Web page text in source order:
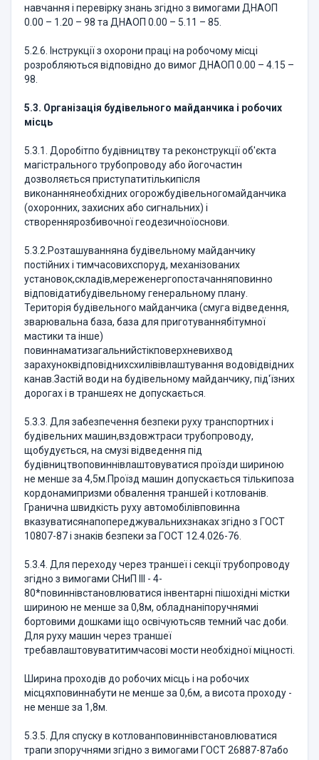
навчання і перевірку знань згідно з вимогами ДНАОП
0.00 – 1.20 – 98 та ДНАОП 0.00 – 5.11 – 85.
5.2.6. Інструкції з охорони праці на робочому місці
розробляються відповідно до вимог ДНАОП 0.00 – 4.15 –
98.
5.3. Організація будівельного майданчика і робочих
місць
5.3.1. Доробітпо будівництву та реконструкції об'єкта
магістрального трубопроводу або йогочастин
дозволяється приступатитількипісля
виконаннянеобхідних огорожбудівельногомайданчика
(охоронних, захисних або сигнальних) і
створеннярозбивочної геодезичноїоснови.
5.3.2.Розташуванняна будівельному майданчику
постійних і тимчасовихспоруд, механізованих
установок,складів,мереженергопостачанняповинно
відповідатибудівельному генеральному плану.
Територія будівельного майданчика (смуга відведення,
зварювальна база, база для приготуваннябітумної
мастики та інше)
повиннаматизагальнийстікповерхневихвод
зарахуноквідповіднихсхилівівлаштування водовідвідних
канав.Застій води на будівельному майданчику, під'їзних
дорогах і в траншеях не допускається.
5.3.3. Для забезпечення безпеки руху транспортних і
будівельних машин,вздовжтраси трубопроводу,
щобудується, на смузі відведення під
будівництвоповиннівлаштовуватися проїзди шириною
не менше за 4,5м.Проїзд машин допускається тількипоза
кордонамипризми обвалення траншей і котлованів.
Гранична швидкість руху автомобілівповинна
вказуватисянапопереджувальнихзнаках згідно з ГОСТ
10807-87 і знаків безпеки за ГОСТ 12.4.026-76.
5.3.4. Для переходу через траншеї і секції трубопроводу
згідно з вимогами СНиП ІІІ - 4-
80*повиннівстановлюватися інвентарні пішохідні містки
шириною не менше за 0,8м, обладнаніпоручнямиі
бортовими дошками іщо освічуютьсяв темний час доби.
Для руху машин через траншеї
требавлаштовуватитимчасові мости необхідної міцності.
Ширина проходів до робочих місць і на робочих
місцяхповиннабути не менше за 0,6м, а висота проходу -
не менше за 1,8м.
5.3.5. Для спуску в котлованповиннівстановлюватися
трапи зпоручнями згідно з вимогами ГОСТ 26887-87або